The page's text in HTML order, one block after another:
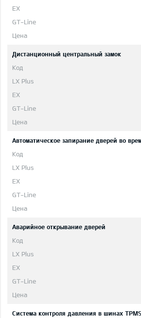
Дистанционный центральный замок
Автоматическое запирание дверей во
Аварийное открывание дверей
Система контроля давления в шинах TPMS